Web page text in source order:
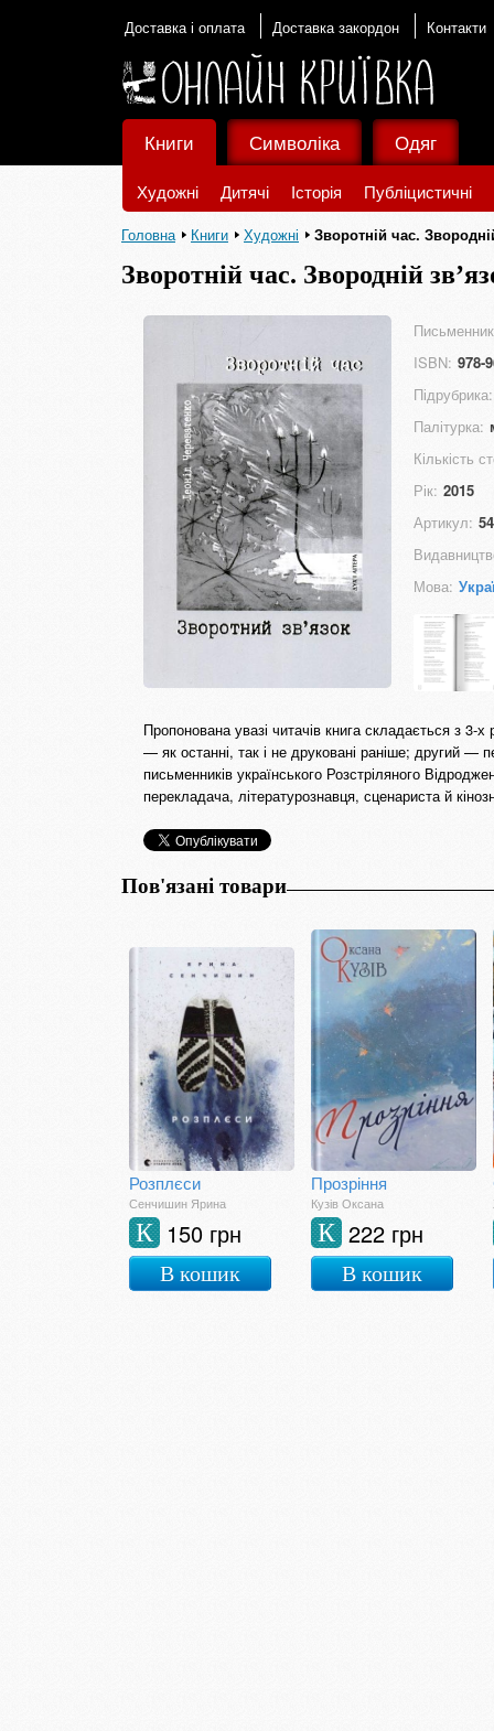
Доставка і оплата Доставка закордон Контакти
Книги
Художні Дитячі Історія Публіцистичні
Символіка Одяг
Головна Книги Художні Зворотній час.
Зворотній час. Звородній
ISBN: 978-
Підрубрика:
Палітурка:
Кількість
Рік: 2015
Артикул:
Мова:
Пропонована увазі читачів книга складається з 3-
— як останні, так і не друковані раніше; другий —
письменників українського Розстріляного
перекладача, літературознавця, сценариста й
Пов'язані товари
Розплєси
Сенчишин Ярина
150 грн
К
В кошик
Прозріння
Кузів Оксана
222 грн
К
В кошик